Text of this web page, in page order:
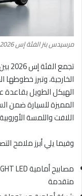
مرسيدس بنز الفئة إس 2026
الخارجية، وتبرز
الهيكل الطويل
المميزة للسيارة ضمن
اللافت واللمسة
وفيما يلي أبرز ملامح
متقدمة